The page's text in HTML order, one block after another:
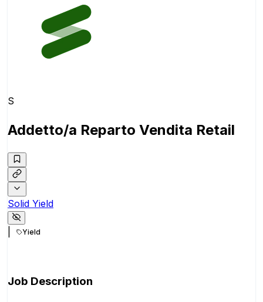
S
Addetto/a Reparto Vendita Retail
Solid Yield
Yield
Job Description